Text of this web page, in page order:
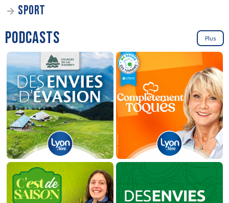
SPORT
PODCASTS Plus